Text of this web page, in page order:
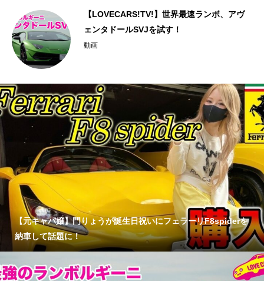
【LOVECARS!TV!】世界最速ランボ、アヴ
ェンタドールSVJを試す！
動画
【元キャバ嬢】門りょうが誕生日祝いにフェラーリF8spiderを
納車して話題に！